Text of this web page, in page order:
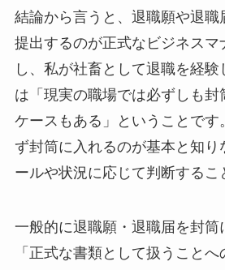
結論から言うと、退職願や退職
提出するのが正式なビジネスマ
し、私が社畜として退職を経
は「現実の職場では必ずしも封
ケースもある」ということです
ず封筒に入れるのが基本と知り
ールや状況に応じて判断するこ
一般的に退職願・退職届を封筒
「正式な書類として扱うこと